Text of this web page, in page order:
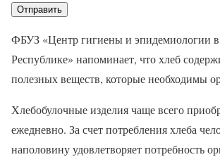
ФБУЗ «Центр гигиены и эпидемиологии в
Республике» напоминает, что хлеб
полезных веществ, которые необходимы
Хлебобулочные изделия чаще всего
ежедневно. За счет потребления хлеба
наполовину удовлетворяет потребность